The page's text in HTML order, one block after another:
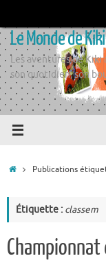
contenu
Le Monde de Kiki
Les aventures de Kiki
son quotidien, son
AccueilPublications
Étiquette : classem
Championnat